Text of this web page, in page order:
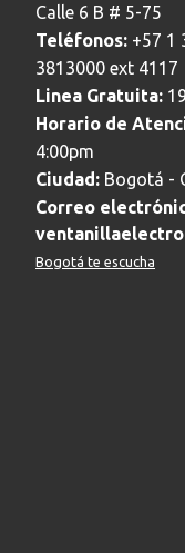
Calle 6 B # 5-75
Teléfonos: +57 1
3813000 ext 4117
Linea Gratuita:
Horario de
4:00pm
Ciudad: Bogotá -
Correo
Bogotá te escucha